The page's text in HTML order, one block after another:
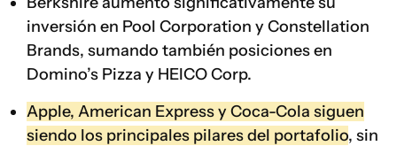
inversión en Pool Corporation y Constellation
Brands, sumando también posiciones en
Domino’s Pizza y HEICO Corp.
Apple, American Express y Coca-Cola siguen
siendo los principales pilares del portafolio, sin